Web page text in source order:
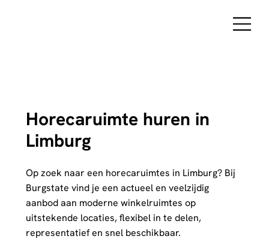
Horecaruimte huren in
Limburg
Op zoek naar een horecaruimtes in Limburg? Bij
Burgstate vind je een actueel en veelzijdig
aanbod aan moderne winkelruimtes op
uitstekende locaties, flexibel in te delen,
representatief en snel beschikbaar.